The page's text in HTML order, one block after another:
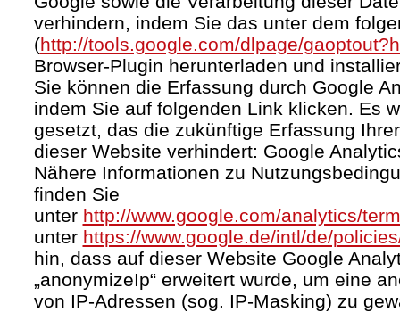
verhindern, indem Sie das unter dem
(http://tools.google.com/dlpage/
Browser-Plugin herunterladen und
Sie können die Erfassung durch Google
indem Sie auf folgenden Link klicken. Es
gesetzt, das die zukünftige Erfassung
dieser Website verhindert: Google
Nähere Informationen zu
finden Sie
unter http://www.google.com/analytics/
unter https://www.google.de/intl/de/
hin, dass auf dieser Website Google
„anonymizeIp“ erweitert wurde, um eine
von IP-Adressen (sog. IP-Masking) zu